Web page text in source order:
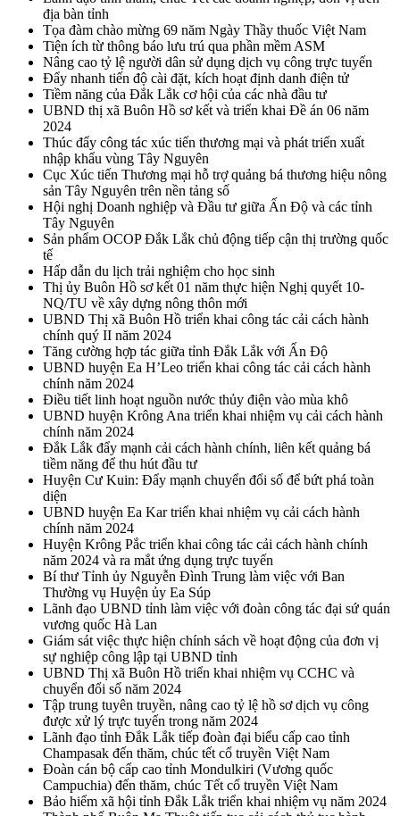
địa bàn tỉnh
Tọa đàm chào mừng 69 năm Ngày Thầy thuốc Việt Nam
Tiện ích từ thông báo lưu trú qua phần mềm ASM
Nâng cao tỷ lệ người dân sử dụng dịch vụ công trực tuyến
Đẩy nhanh tiến độ cài đặt, kích hoạt định danh điện tử
Tiềm năng của Đắk Lắk cơ hội của các nhà đầu tư
UBND thị xã Buôn Hồ sơ kết và triển khai Đề án 06 năm
2024
Thúc đẩy công tác xúc tiến thương mại và phát triển xuất
nhập khẩu vùng Tây Nguyên
Cục Xúc tiến Thương mại hỗ trợ quảng bá thương hiệu nông
sản Tây Nguyên trên nền tảng số
Hội nghị Doanh nghiệp và Đầu tư giữa Ấn Độ và các tỉnh
Tây Nguyên
Sản phẩm OCOP Đắk Lắk chủ động tiếp cận thị trường quốc
tế
Hấp dẫn du lịch trải nghiệm cho học sinh
Thị ủy Buôn Hồ sơ kết 01 năm thực hiện Nghị quyết 10-
NQ/TU về xây dựng nông thôn mới
UBND Thị xã Buôn Hồ triển khai công tác cải cách hành
chính quý II năm 2024
Tăng cường hợp tác giữa tỉnh Đắk Lắk với Ấn Độ
UBND huyện Ea H’Leo triển khai công tác cải cách hành
chính năm 2024
Điều tiết linh hoạt nguồn nước thủy điện vào mùa khô
UBND huyện Krông Ana triển khai nhiệm vụ cải cách hành
chính năm 2024
Đắk Lắk đẩy mạnh cải cách hành chính, liên kết quảng bá
tiềm năng để thu hút đầu tư
Huyện Cư Kuin: Đẩy mạnh chuyển đổi số để bứt phá toàn
diện
UBND huyện Ea Kar triển khai nhiệm vụ cải cách hành
chính năm 2024
Huyện Krông Pắc triển khai công tác cải cách hành chính
năm 2024 và ra mắt ứng dụng trực tuyến
Bí thư Tỉnh ủy Nguyễn Đình Trung làm việc với Ban
Thường vụ Huyện ủy Ea Súp
Lãnh đạo UBND tỉnh làm việc với đoàn công tác đại sứ quán
vương quốc Hà Lan
Giám sát việc thực hiện chính sách về hoạt động của đơn vị
sự nghiệp công lập tại UBND tỉnh
UBND Thị xã Buôn Hồ triển khai nhiệm vụ CCHC và
chuyển đổi số năm 2024
Tập trung tuyên truyền, nâng cao tỷ lệ hồ sơ dịch vụ công
được xử lý trực tuyến trong năm 2024
Lãnh đạo tỉnh Đắk Lắk tiếp đoàn đại biểu cấp cao tỉnh
Champasak đến thăm, chúc tết cổ truyền Việt Nam
Đoàn cán bộ cấp cao tỉnh Mondulkiri (Vương quốc
Campuchia) đến thăm, chúc Tết cổ truyền Việt Nam
Bảo hiểm xã hội tỉnh Đắk Lắk triển khai nhiệm vụ năm 2024